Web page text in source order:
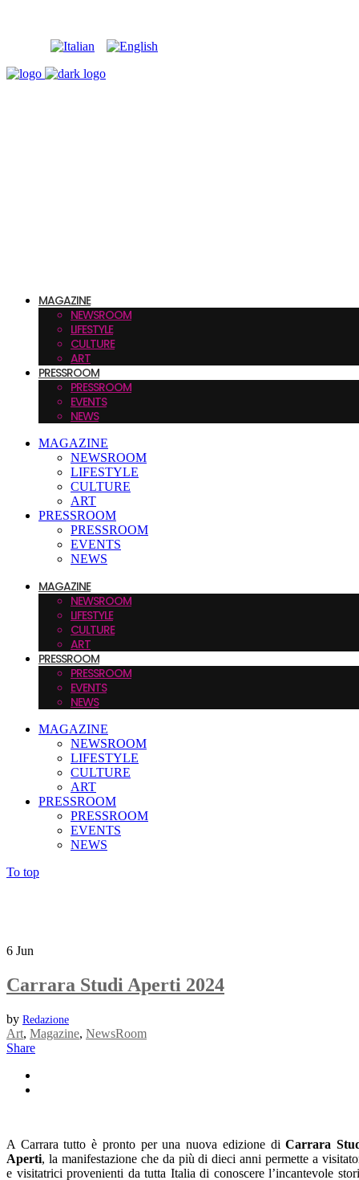
MAGAZINE
NEWSROOM
LIFESTYLE
CULTURE
ART
PRESSROOM
PRESSROOM
EVENTS
NEWS
MAGAZINE
NEWSROOM
LIFESTYLE
CULTURE
ART
PRESSROOM
PRESSROOM
EVENTS
NEWS
MAGAZINE
NEWSROOM
LIFESTYLE
CULTURE
ART
PRESSROOM
PRESSROOM
EVENTS
NEWS
MAGAZINE
NEWSROOM
LIFESTYLE
CULTURE
ART
PRESSROOM
PRESSROOM
EVENTS
NEWS
To top
6 Jun
Carrara Studi Aperti 2024
by Redazione
Art, Magazine, NewsRoom
Share
A Carrara tutto è pronto per una nuova edizione diCarrara
Aperti, la manifestazione che da più di dieci anni permette a
e visitatrici provenienti da tutta Italia di conoscere l’incantevole